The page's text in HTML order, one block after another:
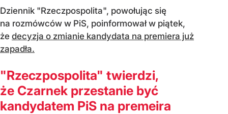
Dziennik "Rzeczpospolita", powołując się
na rozmówców w PiS, poinformował w piątek,
że decyzja o zmianie kandydata na premiera już
zapadła.
"Rzeczpospolita" twierdzi,
że Czarnek przestanie być
kandydatem PiS na premeira